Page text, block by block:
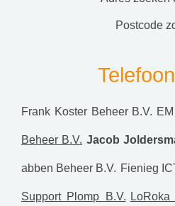
postcode
Frank Koster Beheer B.V.
Beheer B.V. Jacob
abben Beheer B.V. Fienieg
Support Plomp B.V. LoRoka